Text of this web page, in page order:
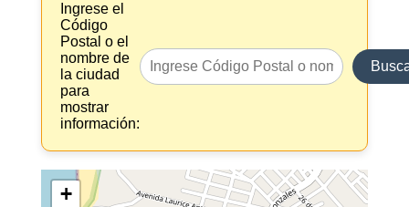
Ingrese el
Código
Postal o el
nombre de
la ciudad
para
mostrar
información:
+